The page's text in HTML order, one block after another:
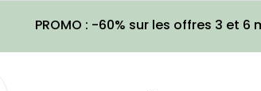
PROMO : -60% sur les offres 3 et 6